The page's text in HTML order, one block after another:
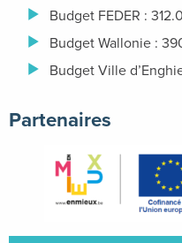
Budget FEDER :
Budget Wallonie :
Budget Ville
Partenaires